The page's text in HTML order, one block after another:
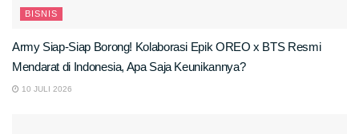
BISNIS
Army Siap-Siap Borong! Kolaborasi Epik OREO x BTS Resmi
Mendarat di Indonesia, Apa Saja Keunikannya?
10 JULI 2026